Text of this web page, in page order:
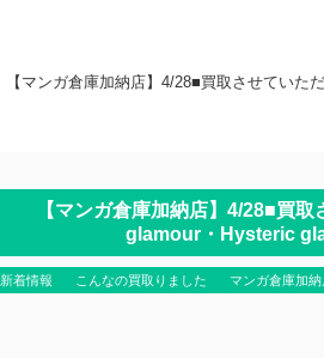
【マンガ倉庫加納店】4/28■買取させてい
【マンガ倉庫加納店】4/28■買
glamour・Hysteric
新着情報 こんなの買取りました マンガ倉庫加納